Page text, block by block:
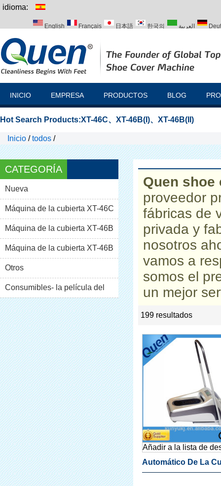
idioma:
English Français 日本語 한국의 العربية
INICIO EMPRESA PRODUCTOS BLOG
Hot Search Products:XT-46C、 XT-46B(I)、 XT-46B(II)
Inicio /todos /
CATEGORÍA
Nueva
Máquina de la cubierta XT-46C
Máquina de la cubierta XT-46B
(i)Máquina de la cubierta XT-46B
(II)
Otros
Consumibles- la película del
pvc
Quen
proveedor
fábricas de
privada y
nosotros
vamos a
somos el
un mejor
199 resultados
Añadir a la lista de
Automático De La